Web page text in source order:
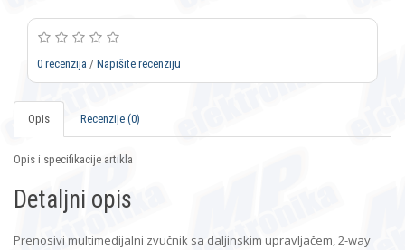
0 recenzija / Napišite recenziju
Opis Recenzije (0)
Opis i specifikacije artikla
Detaljni opis
Prenosivi multimedijalni zvučnik sa daljinskim upravljačem, 2-way